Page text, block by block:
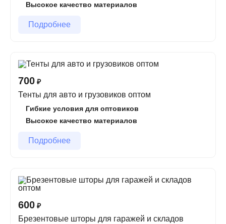
Строительным и производственным компаниям.
Как стать нашим партнером?
1️⃣ Оставьте заявку на сайте или свяжитесь с нами.
2️⃣ Получите персональное предложение и прайс-
лист.
3️⃣ Заключите договор и оформите заказ.
ПВХ-изделия по лучшим оптовым ценам. Готовы к
Высокое качество материалов
Подробнее
700 ₽
Тенты для авто и грузовиков оптом
Гибкие условия для оптовиков
Высокое качество материалов
Подробнее
600 ₽
Брезентовые шторы для гаражей и складов